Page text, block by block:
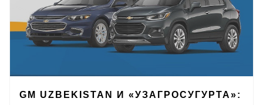
GM UZBEKISTAN И «УЗАГРОСУГУРТА»: